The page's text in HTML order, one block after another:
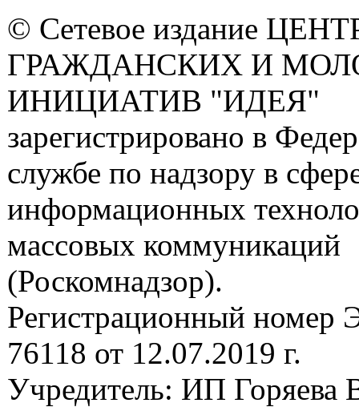
© Сетевое издание
ГРАЖДАНСКИХ И
ИНИЦИАТИВ "ИДЕЯ"
зарегистрировано в
службе по надзору в
информационных
массовых коммуникаций
(Роскомнадзор).
Регистрационный
76118 от 12.07.2019 г.
Учредитель: ИП Горяева